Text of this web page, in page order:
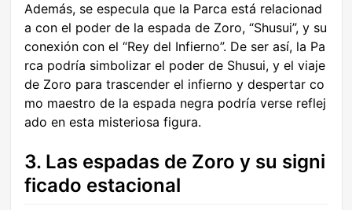
Además, se especula que la Parca está relacionad
a con el poder de la espada de Zoro, “Shusui”, y su
conexión con el “Rey del Infierno”. De ser así, la Pa
rca podría simbolizar el poder de Shusui, y el viaje
de Zoro para trascender el infierno y despertar co
mo maestro de la espada negra podría verse reflej
ado en esta misteriosa figura.
3. Las espadas de Zoro y su signi
ficado estacional